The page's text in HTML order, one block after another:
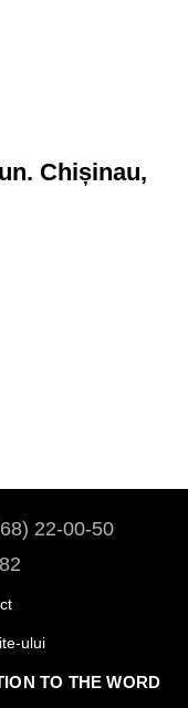
Chișinau,
22-00-50
ului
TO THE WORD